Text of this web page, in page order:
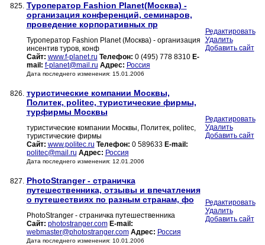
825. Туроператор Fashion Planet(Москва) -
организация конференций, семинаров,
проведение корпоративных пр
Туроператор Fashion Planet (Москва) - организация
инсентив туров, конф
Сайт: www.f-planet.ru Телефон: 0 (495) 778 8310 E-
mail: f-planet@mail.ru Адрес: Россия
Дата последнего изменения: 15.01.2006
Редактировать
Удалить
Добавить сайт
826. туристические компании Москвы,
Политек, politec, туристические фирмы,
турфирмы Москвы
туристические компании Москвы, Политек, politec,
туристические фирмы
Сайт: www.politec.ru Телефон: 0 589633 E-mail:
politec@mail.ru Адрес: Россия
Дата последнего изменения: 12.01.2006
Редактировать
Удалить
Добавить сайт
827. PhotoStranger - страничка
путешественника, отзывы и впечатления
о путешествиях по разным странам, фо
PhotoStranger - страничка путешественника
Сайт: photostranger.com E-mail:
webmaster@photostranger.com Адрес: Россия
Дата последнего изменения: 10.01.2006
Редактировать
Удалить
Добавить сайт